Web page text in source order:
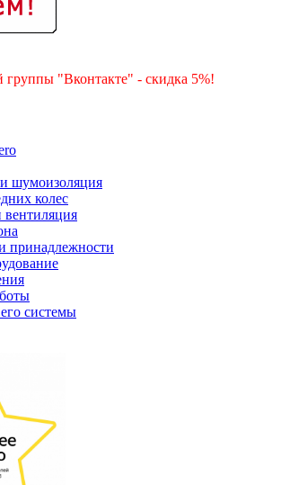
группы "Вконтакте" - скидка 5%!
шумоизоляция
колес
принадлежности
системы